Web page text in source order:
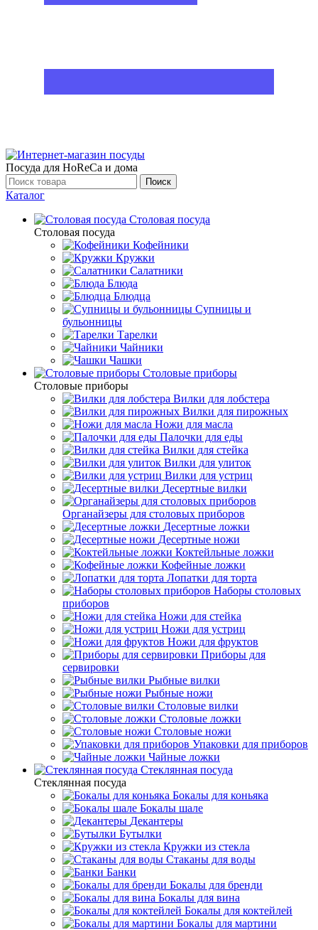
Посуда для HoReCa и дома
Поиск
Каталог
Столовая посуда
Столовая посуда
Кофейники
Кружки
Салатники
Блюда
Блюдца
Супницы и
бульонницы
Тарелки
Чайники
Чашки
Cтоловые приборы
Cтоловые приборы
Вилки для лобстера
Вилки для пирожных
Ножи для масла
Палочки для еды
Вилки для стейка
Вилки для улиток
Вилки для устриц
Десертные вилки
Органайзеры для столовых приборов
Десертные ложки
Десертные ножи
Коктейльные ложки
Кофейные ложки
Лопатки для торта
Наборы столовых
приборов
Ножи для стейка
Ножи для устриц
Ножи для фруктов
Приборы для
сервировки
Рыбные вилки
Рыбные ножи
Столовые вилки
Столовые ложки
Столовые ножи
Упаковки для приборов
Чайные ложки
Стеклянная посуда
Стеклянная посуда
Бокалы для коньяка
Бокалы шале
Декантеры
Бутылки
Кружки из стекла
Стаканы для воды
Банки
Бокалы для бренди
Бокалы для вина
Бокалы для коктейлей
Бокалы для мартини